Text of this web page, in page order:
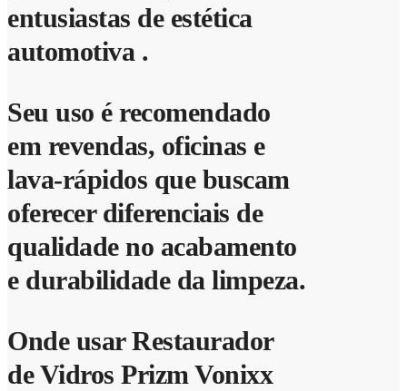
entusiastas de estética
automotiva .
Seu uso é recomendado
em revendas, oficinas e
lava-rápidos que buscam
oferecer diferenciais de
qualidade no acabamento
e durabilidade da limpeza.
Onde usar Restaurador
de Vidros Prizm Vonixx